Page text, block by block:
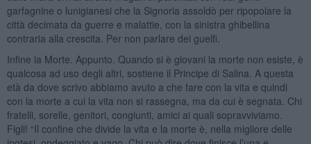
garfagnine o lunigianesi che la Signoria assoldò per ripopolare la
città decimata da guerre e malattie, con la sinistra ghibellina
contraria alla crescita. Per non parlare dei guelfi.
Infine la Morte. Appunto. Quando si è giovani la morte non esiste, è
qualcosa ad uso degli altri, sostiene il Principe di Salina. A questa
età da dove scrivo abbiamo avuto a che fare con la vita e quindi
con la morte a cui la vita non si rassegna, ma da cui è segnata. Chi
fratelli, sorelle, genitori, congiunti, amici ai quali sopravviviamo.
Figli! “Il confine che divide la vita e la morte è, nella migliore delle